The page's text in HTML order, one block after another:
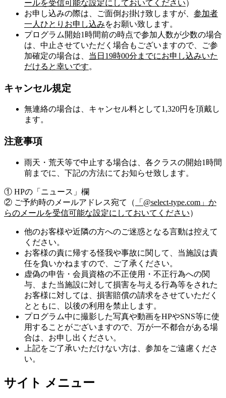
ールを受信可能な設定にしておいてください）
お申し込みの際は、ご面倒お掛け致しますが、 参加者
一人ひとりお申し込みをお願い致します。
プログラム開始1時間前の時点で参加人数が少数の場合
は、中止させていただく場合もございますので、ご参
加確定の場合は、 当日19時00分までにお申し込みいた
だけると幸いです。
キャンセル規定
無連絡の場合は、キャンセル料として1,320円を頂戴し
ます。
注意事項
雨天・荒天等で中止する場合は、各クラスの開始1時間
前までに、下記の方法にてお知らせ致します。
① HPの「ニュース」欄
② ご予約時のメールアドレス宛て（
「@select-type.com」か
らのメールを受信可能な設定にしておいてください）
他のお客様や近隣の方へのご迷惑となる言動は控えて
ください。
お客様の責に帰する怪我や事故に関して、当施設は責
任を負いかねますので、ご了承ください。
虚偽の申告・会員資格の不正使用・不正行為への関
与、また当施設に対して損害を与える行為等をされた
お客様に対しては、損害賠償の請求をさせていただく
とともに、以後の利用を禁止します。
プログラム中に撮影した写真や動画をHPやSNS等に使
用することがございますので、万が一不都合がある場
合は、お申し出ください。
上記をご了承いただけない方は、参加をご遠慮くださ
い。
サイト メニュー